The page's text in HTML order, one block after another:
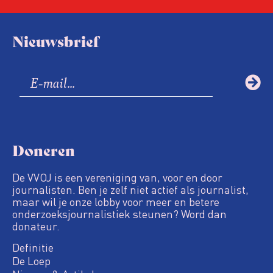
Nieuwsbrief
Doneren
De VVOJ is een vereniging van, voor en door
journalisten. Ben je zelf niet actief als journalist,
maar wil je onze lobby voor meer en betere
onderzoeksjournalistiek steunen? Word dan
donateur.
Definitie
De Loep